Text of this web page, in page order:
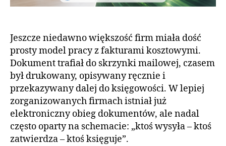
Jeszcze niedawno większość firm miała dość
prosty model pracy z fakturami kosztowymi.
Dokument trafiał do skrzynki mailowej, czasem
był drukowany, opisywany ręcznie i
przekazywany dalej do księgowości. W lepiej
zorganizowanych firmach istniał już
elektroniczny obieg dokumentów, ale nadal
często oparty na schemacie: „ktoś wysyła – ktoś
zatwierdza – ktoś księguje”.